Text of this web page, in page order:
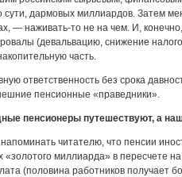
дармовых миллиардов. Затем
— наживать-то не на чем. И,
(девальвацию, снижение
часть.
ответственность без срока
пенсионные «праведники».
пенсионеры путешествуют, а
читателю, что пенсии
«золотого миллиарда» в пересчете
(половина работников получает